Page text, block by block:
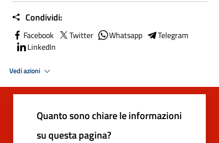
Condividi:
Facebook Twitter Whatsapp
Telegram
LinkedIn
Vedi azioni
Quanto sono chiare le informazioni
su questa pagina?